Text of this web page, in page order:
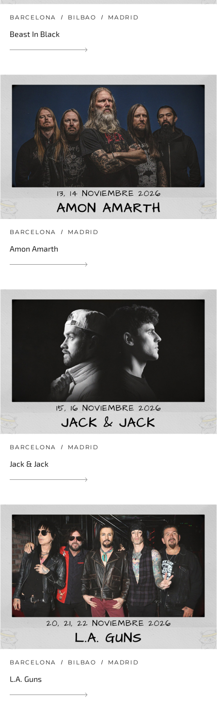
BARCELONA BILBAO MADRID
Beast In Black
BARCELONA MADRID
Amon Amarth
BARCELONA MADRID
Jack & Jack
BARCELONA BILBAO MADRID
L.A. Guns